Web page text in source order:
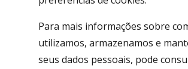
Para mais informações sobre
utilizamos, armazenamos e
seus dados pessoais, pode